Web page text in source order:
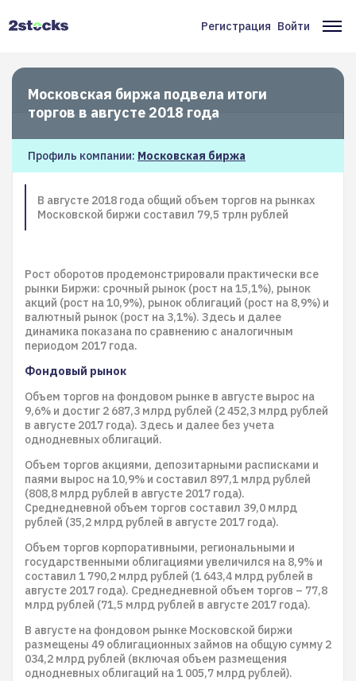
Меню
учётной
записи
пользователя
Регистрация Войти
Московская биржа подвела итоги
торгов в августе 2018 года
Профиль компании: Московская биржа
В августе 2018 года общий объем торгов на рынках
Московской биржи составил 79,5 трлн рублей
Рост оборотов продемонстрировали практически все
рынки Биржи: срочный рынок (рост на 15,1%), рынок
акций (рост на 10,9%), рынок облигаций (рост на 8,9%) и
валютный рынок (рост на 3,1%). Здесь и далее
динамика показана по сравнению с аналогичным
периодом 2017 года.
Фондовый рынок
Объем торгов на фондовом рынке в августе вырос на
9,6% и достиг 2 687,3 млрд рублей (2 452,3 млрд рублей
в августе 2017 года). Здесь и далее без учета
однодневных облигаций.
Объем торгов акциями, депозитарными расписками и
паями вырос на 10,9% и составил 897,1 млрд рублей
(808,8 млрд рублей в августе 2017 года).
Среднедневной объем торгов составил 39,0 млрд
рублей (35,2 млрд рублей в августе 2017 года).
Объем торгов корпоративными, региональными и
государственными облигациями увеличился на 8,9% и
составил 1 790,2 млрд рублей (1 643,4 млрд рублей в
августе 2017 года). Среднедневной объем торгов – 77,8
млрд рублей (71,5 млрд рублей в августе 2017 года).
В августе на фондовом рынке Московской биржи
размещены 49 облигационных займов на общую сумму 2
034,2 млрд рублей (включая объем размещения
однодневных облигаций на 1 005,7 млрд рублей).